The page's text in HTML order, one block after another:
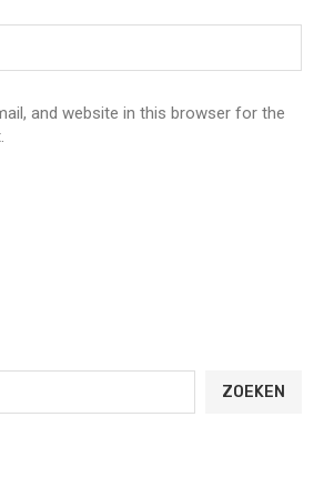
and website in this browser for the
ZOEKEN